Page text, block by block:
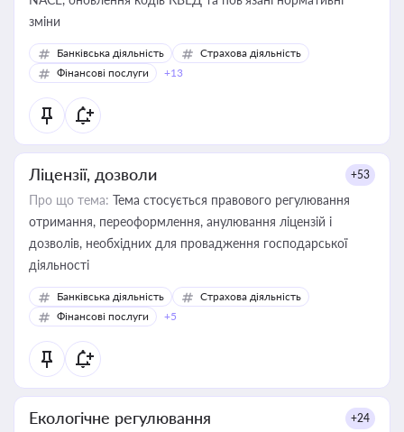
зміни
Банківська діяльність
Страхова діяльність
Фінансові послуги
+13
Ліцензії, дозволи +53
Про що тема: Тема стосується правового регулювання
отримання, переоформлення, анулювання ліцензій і
дозволів, необхідних для провадження господарської
діяльності
Банківська діяльність
Страхова діяльність
Фінансові послуги
+5
Екологічне регулювання +24